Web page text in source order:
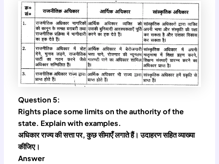
Question 5:
Rights place some limits on the authority of the
state. Explain with examples.
अधिकार राज्य की सत्ता पर, कुछ सीमाएँ लगाते हैं। उदाहरण सहित व्याख्या
कीजिए।
Answer